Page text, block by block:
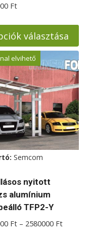
Ft
választása
elvihető
Semcom
nyitott
alumínium
TFP2-Y
Ft – 2580000 Ft